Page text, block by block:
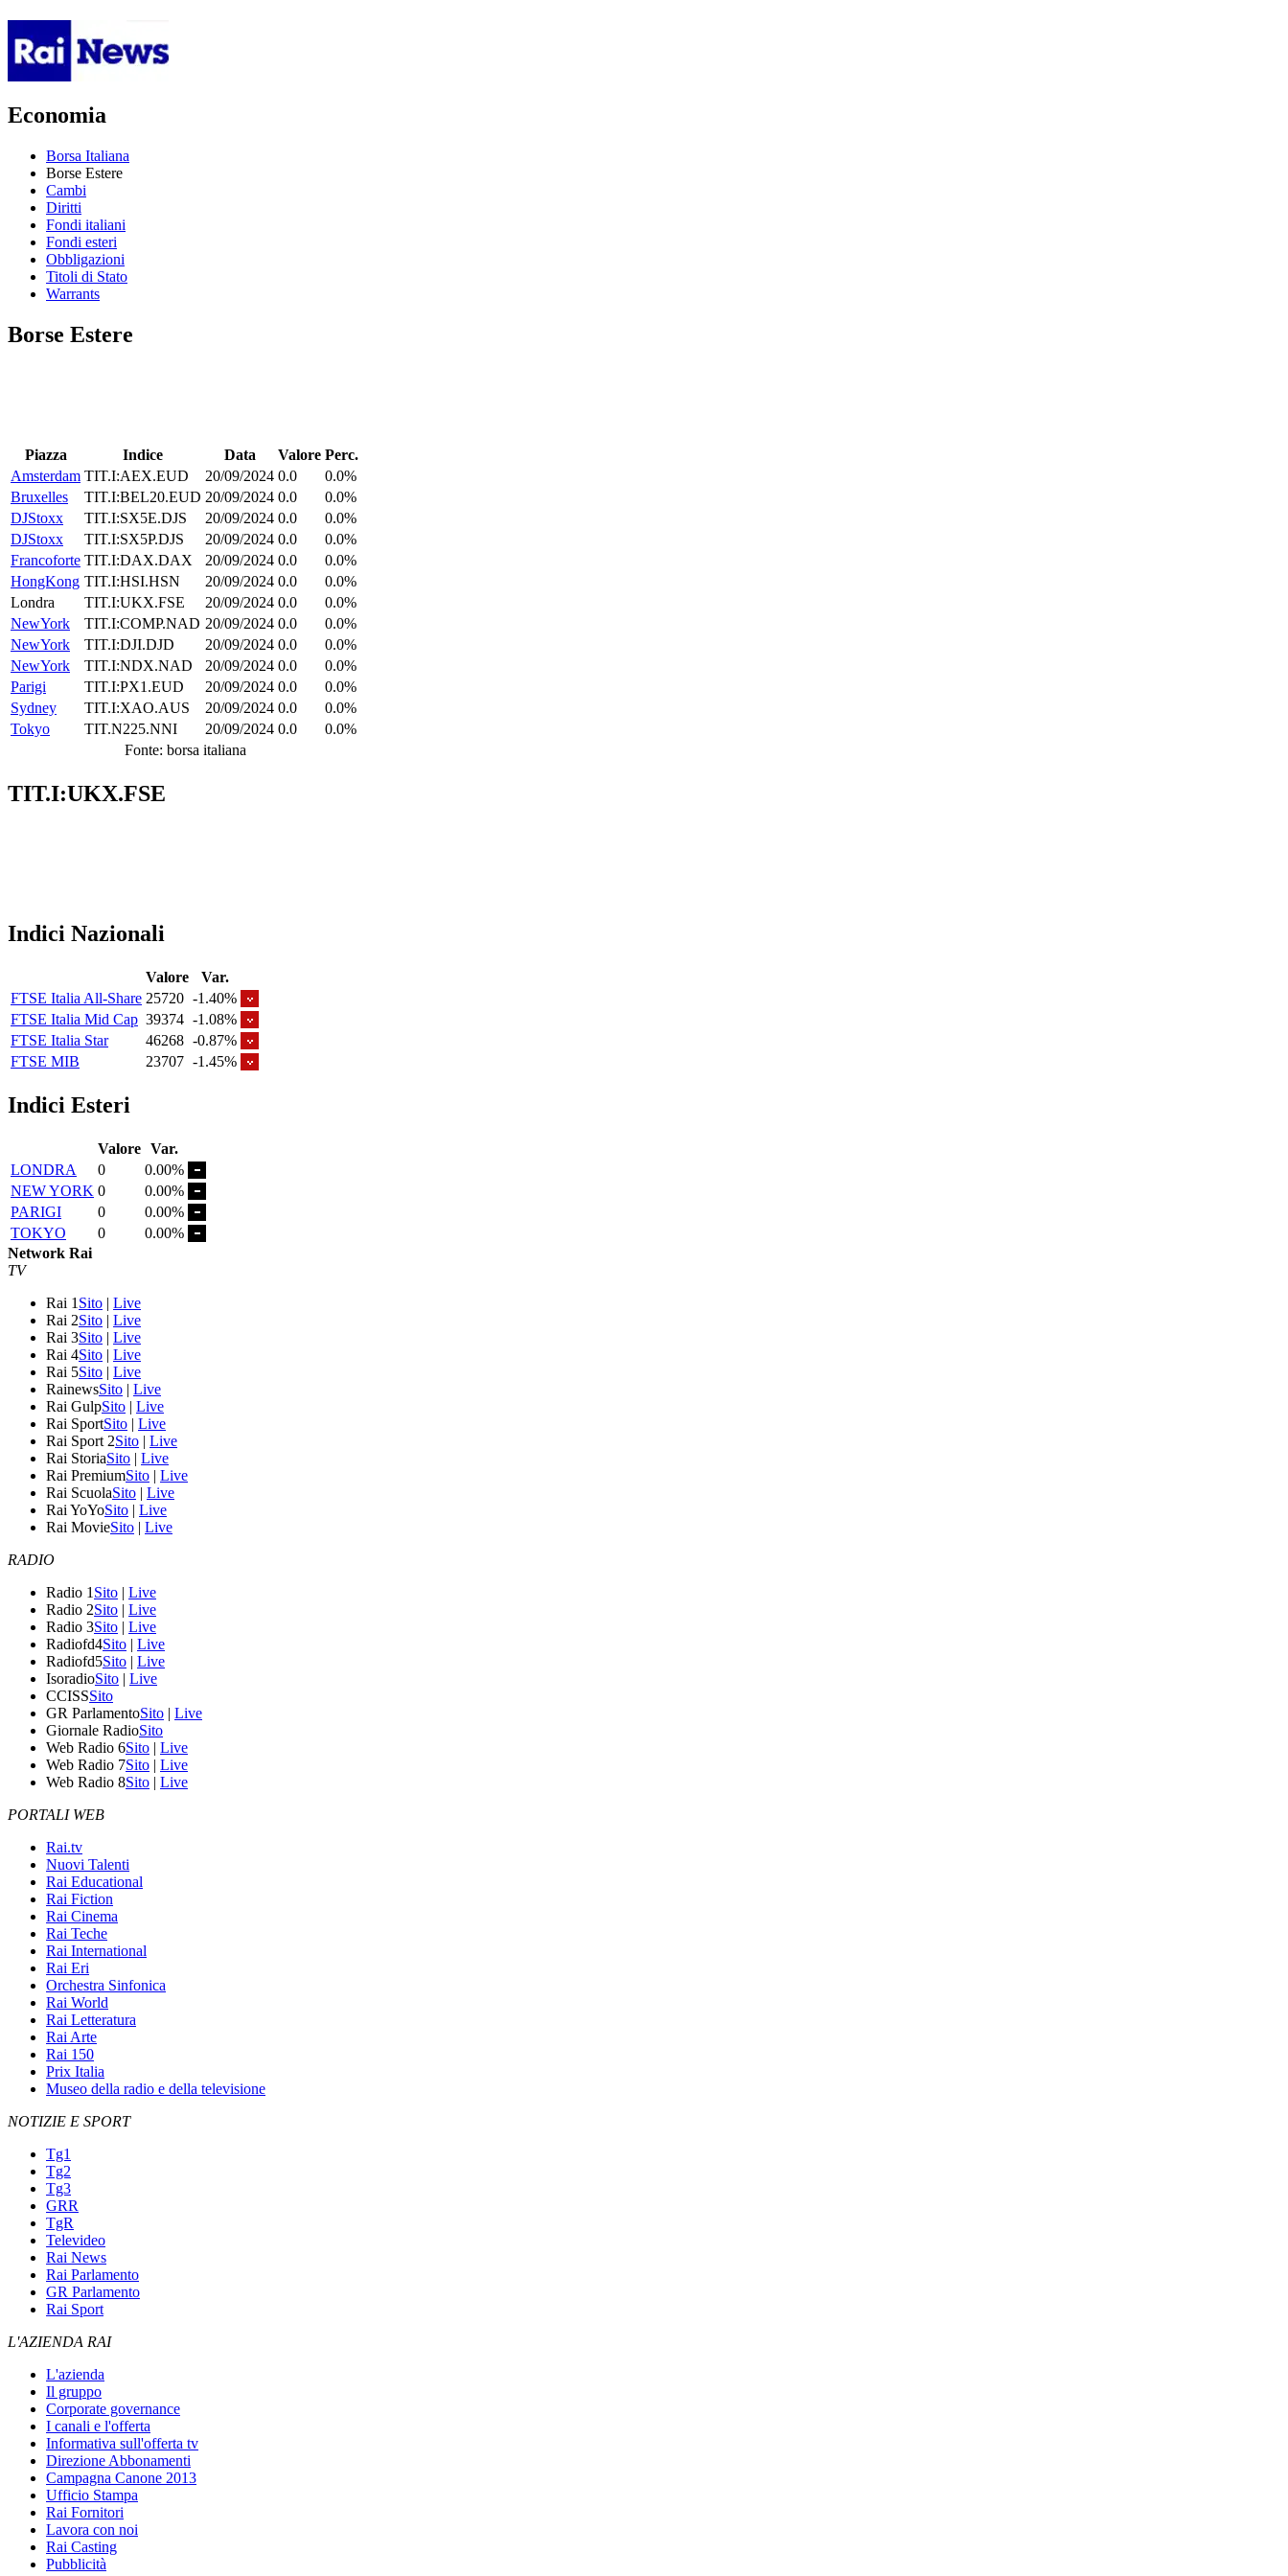
Economia
Borsa Italiana
Borse Estere
Cambi
Diritti
Fondi italiani
Fondi esteri
Obbligazioni
Titoli di Stato
Warrants
Borse Estere
Piazza Indice Data Valore Perc.
Amsterdam TIT.I:AEX.EUD 20/09/2024 0.0
0.0%
Bruxelles
TIT.I:BEL20.EUD 20/09/2024 0.0
0.0%
DJStoxx
TIT.I:SX5E.DJS 20/09/2024 0.0
0.0%
DJStoxx
TIT.I:SX5P.DJS 20/09/2024 0.0
0.0%
Francoforte TIT.I:DAX.DAX 20/09/2024 0.0
0.0%
HongKong TIT.I:HSI.HSN 20/09/2024 0.0
0.0%
Londra
TIT.I:UKX.FSE 20/09/2024 0.0
0.0%
NewYork
TIT.I:COMP.NAD 20/09/2024 0.0
0.0%
NewYork
TIT.I:DJI.DJD 20/09/2024 0.0
0.0%
NewYork
TIT.I:NDX.NAD 20/09/2024 0.0
0.0%
Parigi
TIT.I:PX1.EUD 20/09/2024 0.0
0.0%
Sydney
TIT.I:XAO.AUS 20/09/2024 0.0
0.0%
Tokyo
TIT.N225.NNI 20/09/2024 0.0
0.0%
Fonte: borsa italiana
TIT.I:UKX.FSE
Indici Nazionali
Valore
Var.
FTSE Italia All-Share 25720 -1.40%
FTSE Italia Mid Cap 39374 -1.08%
FTSE Italia Star
46268 -0.87%
FTSE MIB
23707 -1.45%
Indici Esteri
Valore Var.
LONDRA
0
0.00%
NEW YORK 0
0.00%
PARIGI
0
0.00%
TOKYO
0
0.00%
Network Rai
TV
Rai 1 Sito | Live
Rai 2Sito | Live
Rai 3Sito | Live
Rai 4Sito | Live
Rai 5Sito | Live
RainewsSito | Live
Rai GulpSito | Live
Rai SportSito | Live
Rai Sport 2Sito | Live
Rai StoriaSito | Live
Rai PremiumSito | Live
Rai ScuolaSito | Live
Rai YoYoSito | Live
Rai MovieSito | Live
RADIO
Radio 1 Sito | Live
Radio 2Sito | Live
Radio 3Sito | Live
Radiofd4Sito | Live
Radiofd5Sito | Live
IsoradioSito | Live
CCISSSito
GR ParlamentoSito | Live
Giornale RadioSito
Web Radio 6Sito | Live
Web Radio 7Sito | Live
Web Radio 8Sito | Live
PORTALI WEB
Rai.tv
Nuovi Talenti
Rai Educational
Rai Fiction
Rai Cinema
Rai Teche
Rai International
Rai Eri
Orchestra Sinfonica
Rai World
Rai Letteratura
Rai Arte
Rai 150
Prix Italia
Museo della radio e della televisione
NOTIZIE E SPORT
Tg1
Tg2
Tg3
GRR
TgR
Televideo
Rai News
Rai Parlamento
GR Parlamento
Rai Sport
L'AZIENDA RAI
L'azienda
Il gruppo
Corporate governance
I canali e l'offerta
Informativa sull'offerta tv
Direzione Abbonamenti
Campagna Canone 2013
Ufficio Stampa
Rai Fornitori
Lavora con noi
Rai Casting
Pubblicità